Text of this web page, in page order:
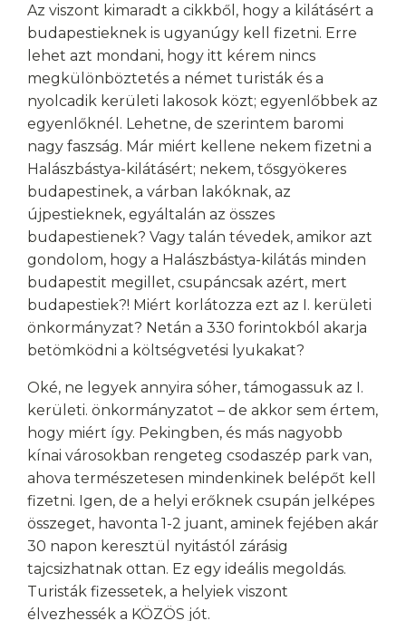
Az viszont kimaradt a cikkből, hogy a kilátásért a
budapestieknek is ugyanúgy kell fizetni. Erre
lehet azt mondani, hogy itt kérem nincs
megkülönböztetés a német turisták és a
nyolcadik kerületi lakosok közt; egyenlőbbek az
egyenlőknél. Lehetne, de szerintem baromi
nagy faszság. Már miért kellene nekem fizetni a
Halászbástya-kilátásért; nekem, tősgyökeres
budapestinek, a várban lakóknak, az
újpestieknek, egyáltalán az összes
budapestienek? Vagy talán tévedek, amikor azt
gondolom, hogy a Halászbástya-kilátás minden
budapestit megillet, csupáncsak azért, mert
budapestiek?! Miért korlátozza ezt az I. kerületi
önkormányzat? Netán a 330 forintokból akarja
betömködni a költségvetési lyukakat?
Oké, ne legyek annyira sóher, támogassuk az I.
kerületi. önkormányzatot – de akkor sem értem,
hogy miért így. Pekingben, és más nagyobb
kínai városokban rengeteg csodaszép park van,
ahova természetesen mindenkinek belépőt kell
fizetni. Igen, de a helyi erőknek csupán jelképes
összeget, havonta 1-2 juant, aminek fejében akár
30 napon keresztül nyitástól zárásig
tajcsizhatnak ottan. Ez egy ideális megoldás.
Turisták fizessetek, a helyiek viszont
élvezhessék a KÖZÖS jót.